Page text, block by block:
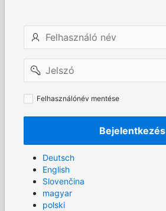
Felhasználó
név
Jelszó
Felhasználónév
Felhasználónév mentése
Bejelentkezés
Deutsch
English
Slovenčina
magyar
polski